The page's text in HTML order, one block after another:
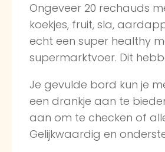
Ongeveer 20 rechauds
koekjes, fruit, sla,
echt een super healthy
supermarktvoer. Dit
Je gevulde bord kun je
een drankje aan te
aan om te checken of
Gelijkwaardig en